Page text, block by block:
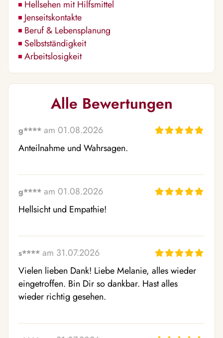
Hellsehen mit Hilfsmittel
Jenseitskontakte
Beruf & Lebensplanung
Selbstständigkeit
Arbeitslosigkeit
Alle Bewertungen
g**** am 01.08.2026
Anteilnahme und Wahrsagen.
g**** am 01.08.2026
Hellsicht und Empathie!
s**** am 31.07.2026
Vielen lieben Dank! Liebe Melanie, alles wieder
eingetroffen. Bin Dir so dankbar. Hast alles
wieder richtig gesehen.